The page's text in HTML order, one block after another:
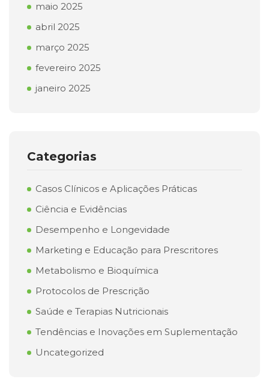
maio 2025
abril 2025
março 2025
fevereiro 2025
janeiro 2025
Categorias
Casos Clínicos e Aplicações Práticas
Ciência e Evidências
Desempenho e Longevidade
Marketing e Educação para Prescritores
Metabolismo e Bioquímica
Protocolos de Prescrição
Saúde e Terapias Nutricionais
Tendências e Inovações em Suplementação
Uncategorized